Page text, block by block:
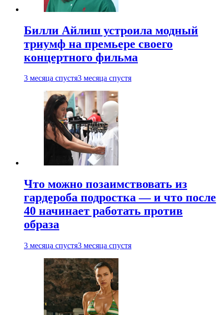
Билли Айлиш устроила модный
триумф на премьере своего
концертного фильма
3 месяца спустя3 месяца спустя
Что можно позаимствовать из
гардероба подростка — и что после
40 начинает работать против
образа
3 месяца спустя3 месяца спустя